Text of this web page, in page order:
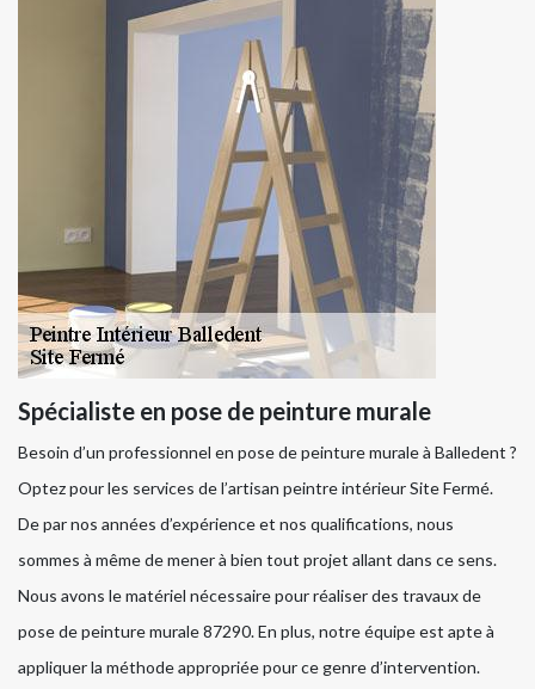
Spécialiste en pose de peinture murale
Besoin d’un professionnel en pose de peinture murale à Balledent ?
Optez pour les services de l’artisan peintre intérieur Site Fermé.
De par nos années d’expérience et nos qualifications, nous
sommes à même de mener à bien tout projet allant dans ce sens.
Nous avons le matériel nécessaire pour réaliser des travaux de
pose de peinture murale 87290. En plus, notre équipe est apte à
appliquer la méthode appropriée pour ce genre d’intervention.